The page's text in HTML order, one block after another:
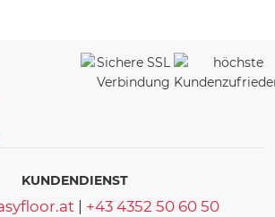
KUNDENDIENST
+43 4352 50 60 50